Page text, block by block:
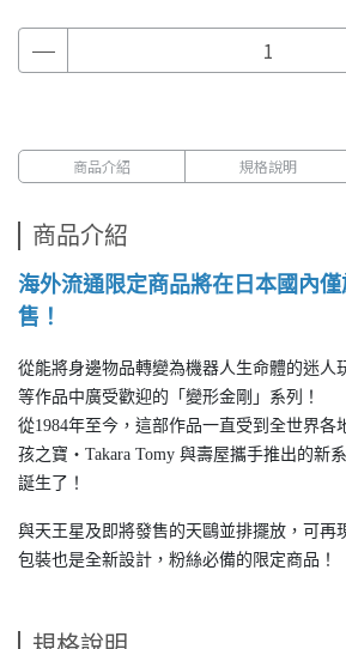
商品介紹 規格說明
商品介紹
海外流通限定商品將在日本國內
售！
從能將身邊物品轉變為機器人生命體的迷人
等作品中廣受歡迎的「變形金剛」系列！
從1984年至今，這部作品一直受到全世界各
孩之寶・Takara Tomy 與壽屋攜手推出的新
誕生了！
與天王星及即將發售的天鷗並排擺放，可再
包裝也是全新設計，粉絲必備的限定商品！